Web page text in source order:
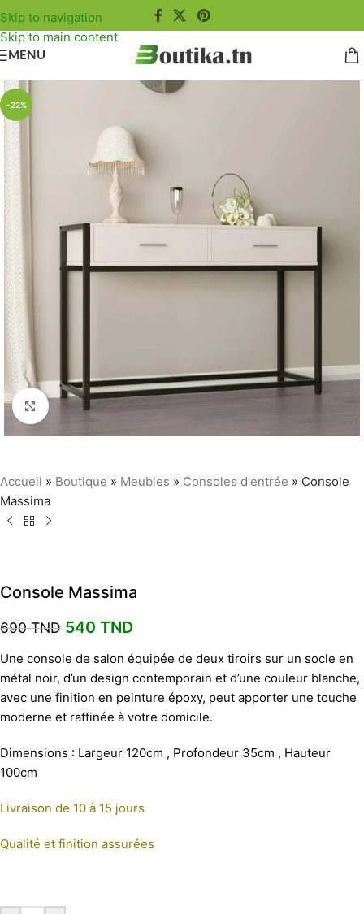
Skip to navigation
Skip to main content
MENU
-22%
Agrandir
Accueil » Boutique » Meubles » Consoles d'entrée » Console
Massima
Console Massima
690TND 540 TND
Une console de salon équipée de deux tiroirs sur un socle en
métal noir, d’un design contemporain et d’une couleur blanche,
avec une finition en peinture époxy, peut apporter une touche
moderne et raffinée à votre domicile.
Dimensions : Largeur 120cm , Profondeur 35cm , Hauteur
100cm
Livraison de 10 à 15 jours
Qualité et finition assurées